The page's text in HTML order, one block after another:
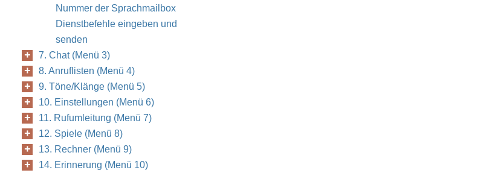
Nummer der Sprachmailbox
Dienstbefehle eingeben und
senden
7. Chat (Menü 3)
8. Anruflisten (Menü 4)
9. Töne/Klänge (Menü 5)
10. Einstellungen (Menü 6)
11. Rufumleitung (Menü 7)
12. Spiele (Menü 8)
13. Rechner (Menü 9)
14. Erinnerung (Menü 10)